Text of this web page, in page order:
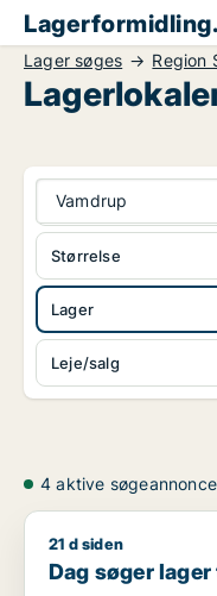
Lager søges Region
Vamdrup
Lager
Leje/salg
Størrelse
4 aktive
Dag søger lager til
21 d siden
Dag søger